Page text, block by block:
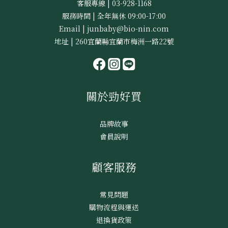
客服專線 | 03-928-1168
服務時間 | 全年無休 09:00-17:00
Email | junbaby@bio-nin.com
地址 | 260宜蘭縣宜蘭市梅洲一路22號
關於勁好買
品牌故事
會員說明
顧客服務
常見問題
購物流程與運送
退換貨政策